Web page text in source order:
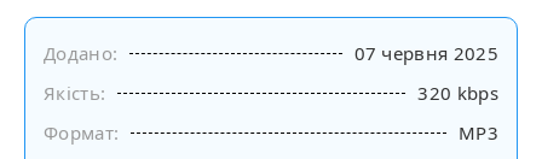
Додано:
07 червня 2025
Якість:
320 kbps
Формат:
MP3